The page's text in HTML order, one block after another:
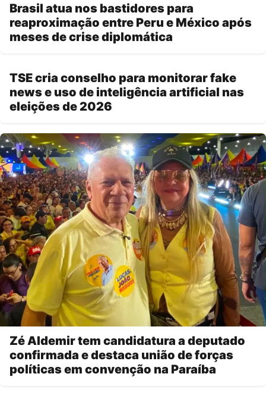
Brasil atua nos bastidores para
reaproximação entre Peru e México após
meses de crise diplomática
TSE cria conselho para monitorar fake
news e uso de inteligência artificial nas
eleições de 2026
Zé Aldemir tem candidatura a deputado
confirmada e destaca união de forças
políticas em convenção na Paraíba